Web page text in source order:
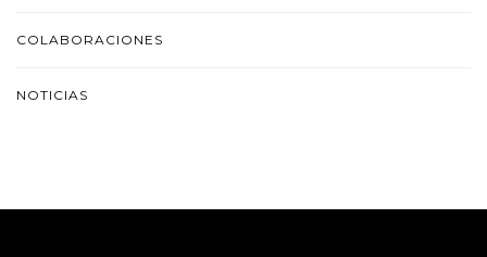
COLABORACIONES
NOTICIAS